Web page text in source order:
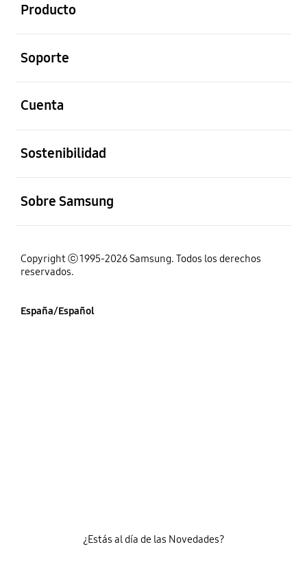
Producto
Soporte
Cuenta
Sostenibilidad
Sobre Samsung
Copyright ⓒ 1995-2026 Samsung. Todos los derechos
reservados.
España/Español
¿Estás al día de las Novedades?